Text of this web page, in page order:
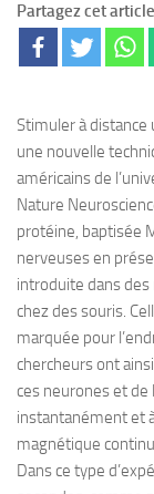
Partagez cet
Stimuler à
une nouvelle
américains de
Nature
protéine, baptisée
nerveuses en
introduite dans des
chez des souris.
marquée pour
chercheurs ont
ces neurones et de
instantanément et
magnétique
Dans ce type